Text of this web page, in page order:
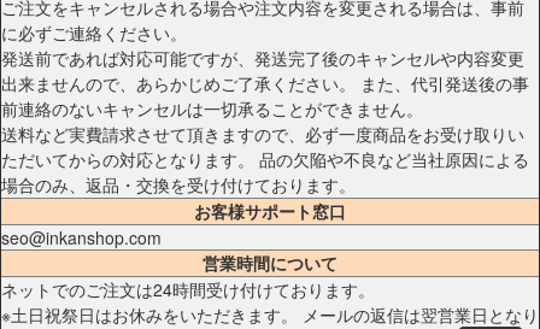
ご注文をキャンセルされる場合や注文内容を変更される場合は、事前
に必ずご連絡ください。
発送前であれば対応可能ですが、発送完了後のキャンセルや内容変更
出来ませんので、あらかじめご了承ください。 また、代引発送後の事
前連絡のないキャンセルは一切承ることができません。
送料など実費請求させて頂きますので、必ず一度商品をお受け取りい
ただいてからの対応となります。 品の欠陥や不良など当社原因による
場合のみ、返品・交換を受け付けております。
お客様サポート窓口
seo@inkanshop.com
営業時間について
ネットでのご注文は24時間受け付けております。
※土日祝祭日はお休みをいただきます。 メールの返信は翌営業日となり